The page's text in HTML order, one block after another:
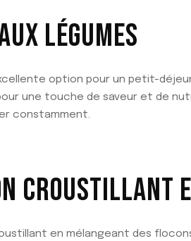
LÉGUMES
option pour un petit-
une touche de saveur et de
constamment.
CROUSTILLANT
en mélangeant des